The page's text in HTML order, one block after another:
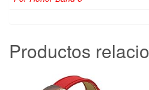
Productos